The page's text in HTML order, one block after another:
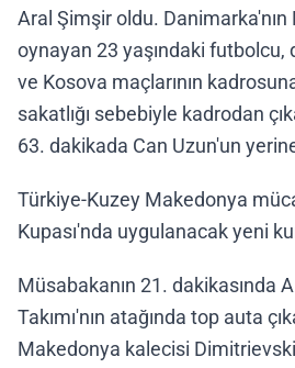
Aral Şimşir oldu.
oynayan 23 yaşındaki futbolcu,
ve Kosova maçlarının
sakatlığı sebebiyle kadrodan
63. dakikada Can Uzun'un
Türkiye-Kuzey Makedonya
Kupası'nda uygulanacak yeni
Müsabakanın 21. dakikasında
Takımı'nın atağında top auta
Makedonya kalecisi